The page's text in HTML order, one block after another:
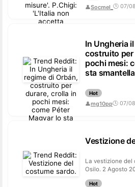
👤Socmel_ 🕒 07/
In Ungheria
costruito per
pochi mesi:
sta
Hot
👤mg10pp🕒 07/
Vestizione
La vestizione del
Osilo. 2 Agosto
Hot